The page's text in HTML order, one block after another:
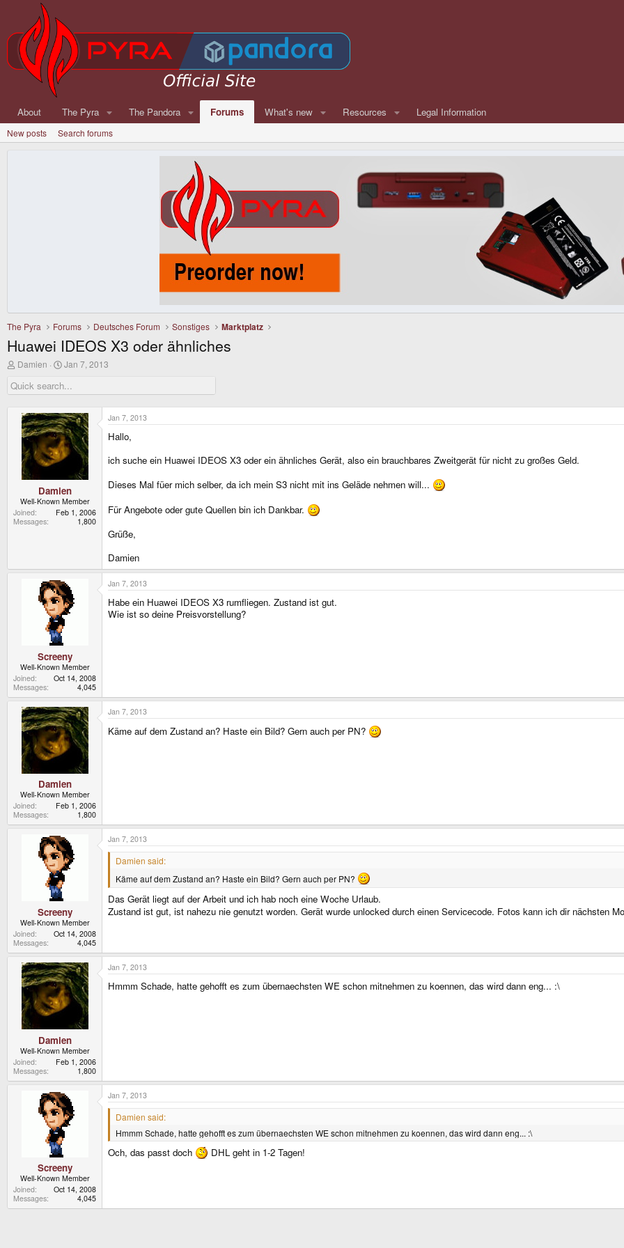
About The Pyra The Pandora Forums What's new Resources Legal Information
New posts Search forums
The Pyra Forums Deutsches Forum Sonstiges Marktplatz
Huawei IDEOS X3 oder ähnliches
T
r
e
Damien
S
a
r
d
a
t
e
Jan 7, 2013
Damien
Well-Known Member
Joined
Feb 1, 2006
Messages
1,800
Jan 7, 2013
Hallo,
ich suche ein Huawei IDEOS X3 oder ein ähnliches Gerät, also ein brauchbares Zweitgerät für nicht zu großes Geld.
Dieses Mal füer mich selber, da ich mein S3 nicht mit ins Geläde nehmen will...
Für Angebote oder gute Quellen bin ich Dankbar.
Grüße,
Damien
Screeny
Well-Known Member
Joined
Oct 14, 2008
Messages
4,045
Jan 7, 2013
Habe ein Huawei IDEOS X3 rumfliegen. Zustand ist gut.
Wie ist so deine Preisvorstellung?
Damien
Well-Known Member
Joined
Feb 1, 2006
Messages
1,800
Jan 7, 2013
Käme auf dem Zustand an? Haste ein Bild? Gern auch per PN?
Screeny
Well-Known Member
Joined
Oct 14, 2008
Messages
4,045
Jan 7, 2013
Damien said:
Käme auf dem Zustand an? Haste ein Bild? Gern auch per PN?
Das Gerät liegt auf der Arbeit und ich hab noch eine Woche Urlaub.
Zustand ist gut, ist nahezu nie genutzt worden. Gerät wurde unlocked durch einen Servicecode. Fotos kann ich dir nächsten
Damien
Well-Known Member
Joined
Feb 1, 2006
Messages
1,800
Jan 7, 2013
Hmmm Schade, hatte gehofft es zum übernaechsten WE schon mitnehmen zu koennen, das wird dann eng... :\
Screeny
Well-Known Member
Joined
Oct 14, 2008
Messages
4,045
Jan 7, 2013
Damien said:
Hmmm Schade, hatte gehofft es zum übernaechsten WE schon mitnehmen zu koennen, das wird dann eng... :\
Och, das passt doch DHL geht in 1-2 Tagen!